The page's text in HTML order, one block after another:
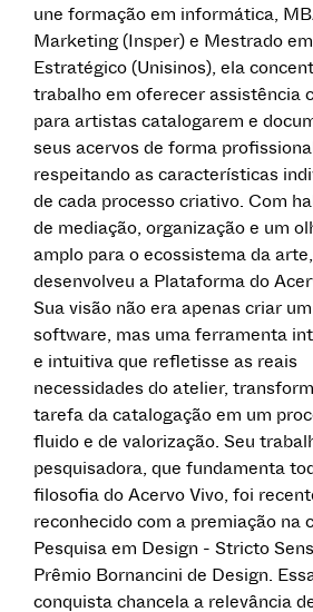
une formação em informática,
Marketing (Insper) e Mestrado
Estratégico (Unisinos), ela
trabalho em oferecer assistência
para artistas catalogarem e
seus acervos de forma
respeitando as características
de cada processo criativo. Com
de mediação, organização e um
amplo para o ecossistema da
desenvolveu a Plataforma do
Sua visão não era apenas criar um
software, mas uma ferramenta
e intuitiva que refletisse as reais
necessidades do atelier,
tarefa da catalogação em um
fluido e de valorização. Seu
pesquisadora, que fundamenta
filosofia do Acervo Vivo, foi
reconhecido com a premiação na
Pesquisa em Design - Stricto
Prêmio Bornancini de Design.
conquista chancela a relevância